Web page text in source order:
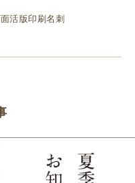
活版印刷名刺